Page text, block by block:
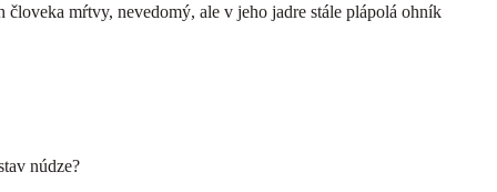
mŕtvy, nevedomý, ale v jeho jadre stále plápolá ohník
núdze?